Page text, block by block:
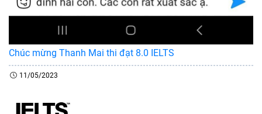
Chúc mừng Thanh Mai thi đạt 8.0 IELTS
11/05/2023